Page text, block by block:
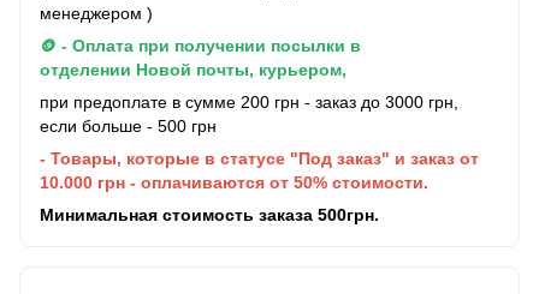
менеджером )
🪙 - Оплата при получении посылки в
отделении Новой почты, курьером,
при предоплате в сумме 200 грн - заказ до 3000 грн,
если больше - 500 грн
- Товары, которые в статусе "Под заказ" и заказ от
10.000 грн - оплачиваются от 50% стоимости.
Минимальная стоимость заказа 500грн.